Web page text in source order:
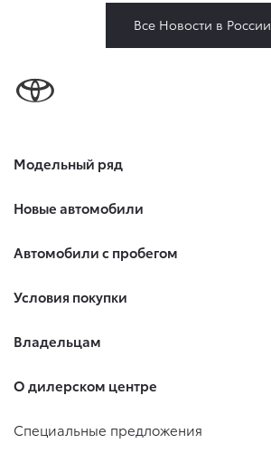
Все Новости в России
Модельный ряд
Новые автомобили
Автомобили с пробегом
Условия покупки
Владельцам
О дилерском центре
Специальные предложения